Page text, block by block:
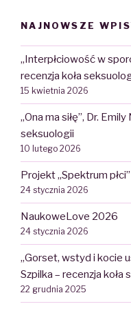
NAJNOWSZE
„Interpłciowość w
recenzja koła
15 kwietnia 2026
„Ona ma siłę”, Dr.
seksuologii
10 lutego 2026
Projekt „Spektrum
24 stycznia 2026
NaukoweLove 2026
24 stycznia 2026
„Gorset, wstyd i kocie
Szpilka – recenzja koła
22 grudnia 2025